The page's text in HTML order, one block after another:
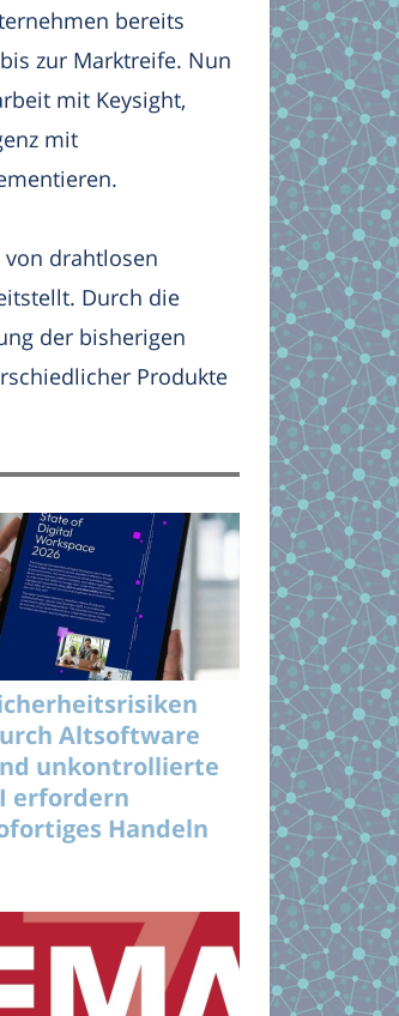
bereits
zur Marktreife. Nun
mit Keysight,
mit
drahtlosen
Durch die
der bisherigen
Produkte
Altsoftware
unkontrollierte
erfordern
Handeln